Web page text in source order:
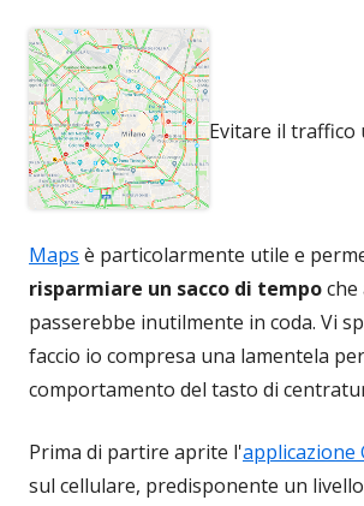
Evitare il traffico
Maps è particolarmente utile e
risparmiare un sacco di tempo
passerebbe inutilmente in coda. Vi
faccio io compresa una lamentela
comportamento del tasto di
Prima di partire aprite l'applicazione
sul cellulare, predisponente un